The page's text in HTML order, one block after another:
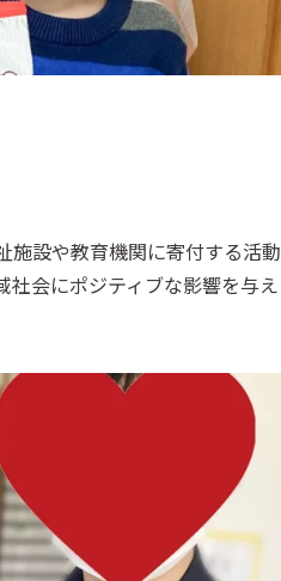
施設や教育機関に寄付する活動
社会にポジティブな影響を与え